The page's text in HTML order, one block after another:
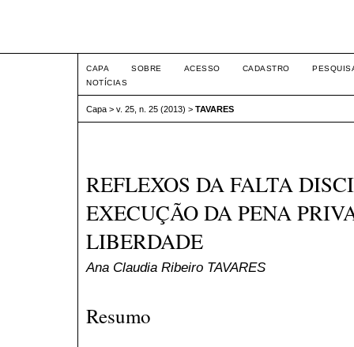
CAPA SOBRE ACESSO CADASTRO
NOTÍCIAS
Capa > v. 25, n. 25 (2013) > TAVARES
REFLEXOS DA FALTA
EXECUÇÃO DA PENA
LIBERDADE
Ana Claudia Ribeiro TAVARES
Resumo